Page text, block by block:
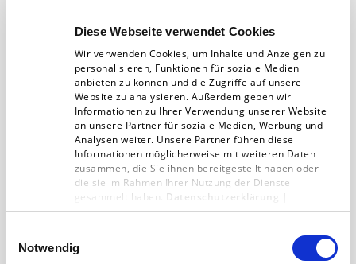
Diese Webseite verwendet Cookies
Wir verwenden Cookies, um Inhalte und Anzeigen zu
personalisieren, Funktionen für soziale Medien
anbieten zu können und die Zugriffe auf unsere
Website zu analysieren. Außerdem geben wir
Informationen zu Ihrer Verwendung unserer Website
an unsere Partner für soziale Medien, Werbung und
Analysen weiter. Unsere Partner führen diese
Informationen möglicherweise mit weiteren Daten
zusammen, die Sie ihnen bereitgestellt haben oder
die sie im Rahmen Ihrer Nutzung der Dienste
gesammelt haben. Datenschutzerklärung
Impressum
Notwendig
„Wenn der Code nicht stimmt,
versagt der Screenreader“
Die Stiftung barrierefrei kommunizieren! hat
das Ziel, mit unterstützenden Technologien
digitale Inhalte auch für Menschen mit
Behinderung zugänglich…
Digitalagentur 27.10.18 4 min